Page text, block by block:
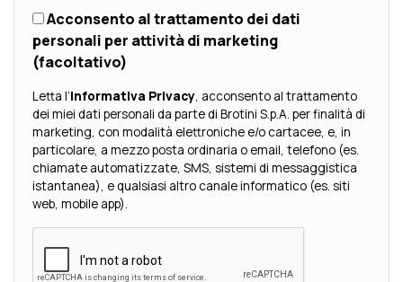
Acconsento al trattamento dei dati
personali per attività di marketing
(facoltativo)
Letta l’Informativa Privacy, acconsento al trattamento
dei miei dati personali da parte di Brotini S.p.A. per finalità di
marketing, con modalità elettroniche e/o cartacee, e, in
particolare, a mezzo posta ordinaria o email, telefono (es.
chiamate automatizzate, SMS, sistemi di messaggistica
istantanea), e qualsiasi altro canale informatico (es. siti
web, mobile app).